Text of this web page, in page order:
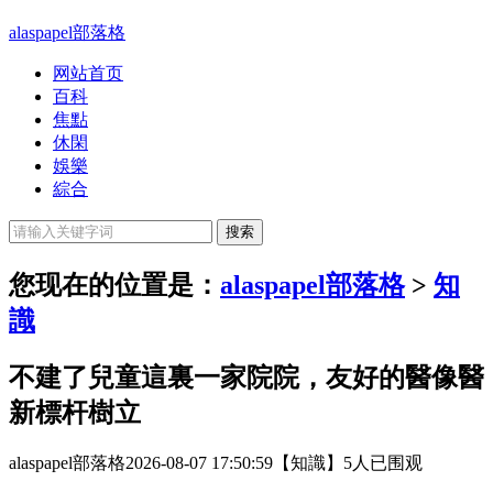
alaspapel部落格
网站首页
百科
焦點
休閑
娛樂
綜合
您现在的位置是： alaspapel部落格> 知
識
不建了兒童這裏一家院院，友好的醫像醫
新標杆樹立
alaspapel部落格2026-08-07 17:50:59 【知識】 5人已围观